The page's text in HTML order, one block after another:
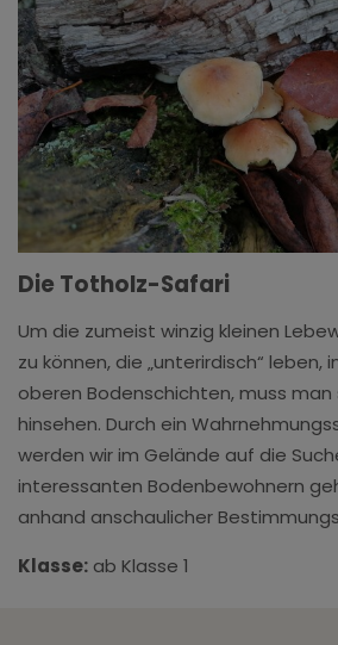
Die Totholz-Safari
Um die zumeist winzig kleinen
zu können, die „unterirdisch“ leben,
oberen Bodenschichten, muss
hinsehen. Durch ein
werden wir im Gelände auf die
interessanten Bodenbewohnern
anhand anschaulicher
Klasse: ab Klasse 1